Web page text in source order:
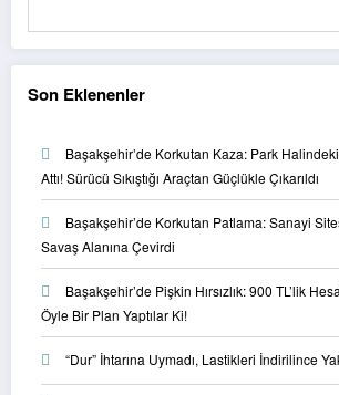
Son Eklenenler
Başakşehir’de Korkutan Kaza: Park
Attı! Sürücü Sıkıştığı Araçtan Güçlükle Çıkarıldı
Başakşehir’de Korkutan Patlama: Sanayi
Savaş Alanına Çevirdi
Başakşehir’de Pişkin Hırsızlık: 900 TL’lik
Öyle Bir Plan Yaptılar Ki!
“Dur” İhtarına Uymadı, Lastikleri İndirilince